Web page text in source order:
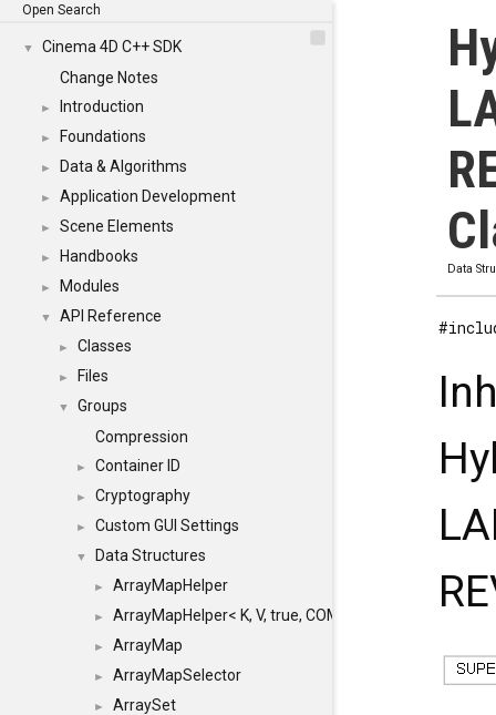
Open Search
▼
Cinema 4D C++ SDK
Change Notes
► Introduction
► Foundations
► Data & Algorithms
► Application Development
► Scene Elements
► Handbooks
► Modules
▼ API Reference
► Classes
► Files
▼
Groups
Compression
► Container ID
► Cryptography
► Custom GUI Settings
▼ Data Structures
► ArrayMapHelper
► ArrayMapHelper< K, V, true, COMPARE, ARRAY >
► ArrayMap
► ArrayMapSelector
► ArraySet
Data